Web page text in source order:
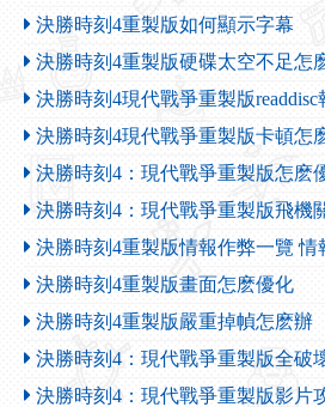
決勝時刻4重製版如何顯示字幕
決勝時刻4重製版硬碟太空不足怎
決勝時刻4現代戰爭重製版
決勝時刻4現代戰爭重製版卡頓怎
決勝時刻4：現代戰爭重製版怎麽
決勝時刻4：現代戰爭重製版飛機
決勝時刻4重製版情報作弊一覽 情
決勝時刻4重製版畫面怎麽優化
決勝時刻4重製版嚴重掉幀怎麽辦
決勝時刻4：現代戰爭重製版全破
決勝時刻4：現代戰爭重製版影片